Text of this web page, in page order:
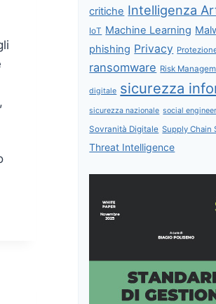
critiche Intelligenza
IoT Machine Learning
phishing Privacy
ransomware Risk
digitale sicurezza
sicurezza nazionale social
Sovranità Digitale Supply Chain
Threat Intelligence